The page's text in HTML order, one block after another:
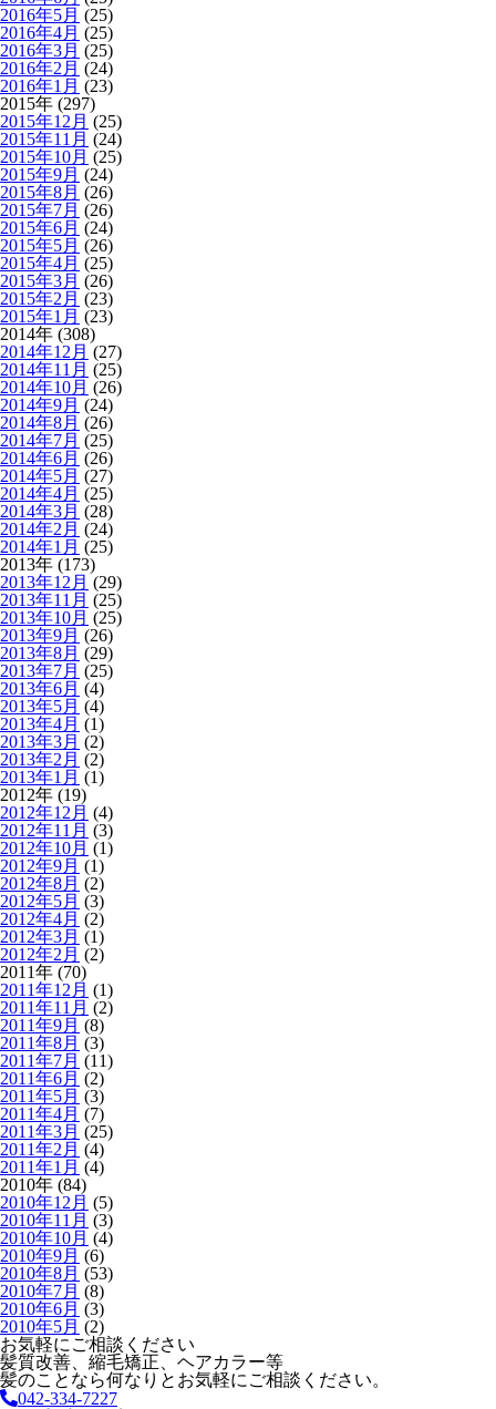
2016年5月 (25)
2016年4月 (25)
2016年3月 (25)
2016年2月 (24)
2016年1月 (23)
2015年 (297)
2015年12月 (25)
2015年11月 (24)
2015年10月 (25)
2015年9月 (24)
2015年8月 (26)
2015年7月 (26)
2015年6月 (24)
2015年5月 (26)
2015年4月 (25)
2015年3月 (26)
2015年2月 (23)
2015年1月 (23)
2014年 (308)
2014年12月 (27)
2014年11月 (25)
2014年10月 (26)
2014年9月 (24)
2014年8月 (26)
2014年7月 (25)
2014年6月 (26)
2014年5月 (27)
2014年4月 (25)
2014年3月 (28)
2014年2月 (24)
2014年1月 (25)
2013年 (173)
2013年12月 (29)
2013年11月 (25)
2013年10月 (25)
2013年9月 (26)
2013年8月 (29)
2013年7月 (25)
2013年6月 (4)
2013年5月 (4)
2013年4月 (1)
2013年3月 (2)
2013年2月 (2)
2013年1月 (1)
2012年 (19)
2012年12月 (4)
2012年11月 (3)
2012年10月 (1)
2012年9月 (1)
2012年8月 (2)
2012年5月 (3)
2012年4月 (2)
2012年3月 (1)
2012年2月 (2)
2011年 (70)
2011年12月 (1)
2011年11月 (2)
2011年9月 (8)
2011年8月 (3)
2011年7月 (11)
2011年6月 (2)
2011年5月 (3)
2011年4月 (7)
2011年3月 (25)
2011年2月 (4)
2011年1月 (4)
2010年 (84)
2010年12月 (5)
2010年11月 (3)
2010年10月 (4)
2010年9月 (6)
2010年8月 (53)
2010年7月 (8)
2010年6月 (3)
2010年5月 (2)
お気軽にご相談ください
髪質改善、縮毛矯正、ヘアカラー等
髪のことなら何なりとお気軽にご相談ください。
042-334-7227